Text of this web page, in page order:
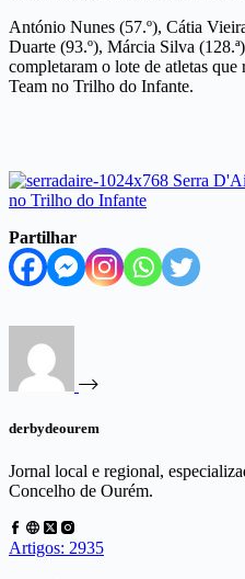
António Nunes (57.º), Cátia
Duarte (93.º), Márcia Silva
completaram o lote de atletas
Team no Trilho do Infante.
Partilhar
derbydeourem
Jornal local e regional,
Concelho de Ourém.
Artigos: 2935